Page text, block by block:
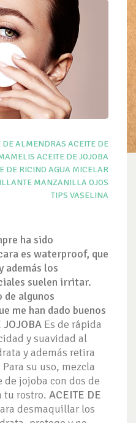
DE ALMENDRAS ACEITE DE
ACEITE DE JOJOBA
DE RICINO AGUA MICELAR
MANZANILLA OJOS
TIPS VASELINA
ha sido
es waterproof, que
además los
suelen irritar.
de algunos
me han dado buenos
JOJOBA Es de rápida
y suavidad al
y además retira
su uso, mezcla
de jojoba con dos de
tu rostro. ACEITE DE
desmaquillar los